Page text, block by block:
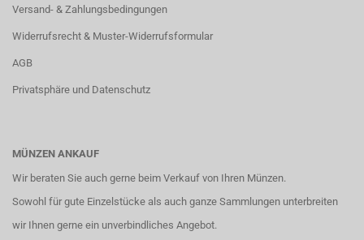
Versand- & Zahlungsbedingungen
Widerrufsrecht & Muster-Widerrufsformular
AGB
Privatsphäre und Datenschutz
MÜNZEN ANKAUF
Wir beraten Sie auch gerne beim Verkauf von Ihren Münzen.
Sowohl für gute Einzelstücke als auch ganze Sammlungen unterbreiten
wir Ihnen gerne ein unverbindliches Angebot.